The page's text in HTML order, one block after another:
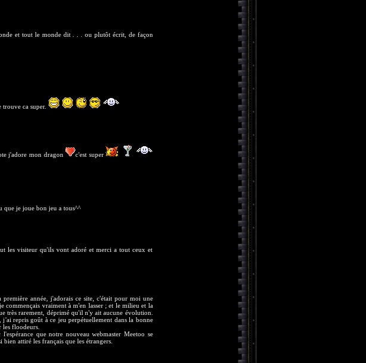
et tout le monde dit . . . ou plutôt écrit, de façon
ca super.
j'adore mon dragon c'est super
que je joue bon jeu a tous^^
les visiteur qu'ils vont adoré et merci a tout ceux et
année, j'adorais ce site, c'était pour moi une
commençais vraiment à m'en lasser ; et le milieu et la
très rarement, déprimé qu'il n'y ait aucune évolution.
repris goût à ce jeu perpétuellement dans la bonne
floodeurs.
que notre nouveau webmaster Meetoo se
attiré les français que les étrangers.